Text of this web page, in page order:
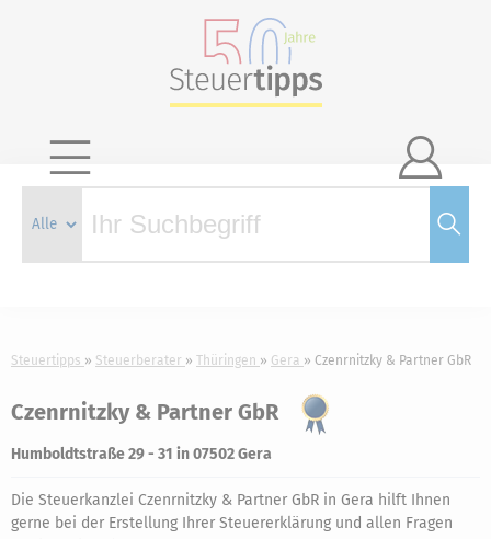

Steuertipps Steuerberater Thüringen Gera Czenrnitzky & Partner GbR
Czenrnitzky & Partner GbR
Humboldtstraße 29 - 31 in 07502 Gera
Die Steuerkanzlei Czenrnitzky & Partner GbR in Gera hilft Ihnen
gerne bei der Erstellung Ihrer Steuererklärung und allen Fragen